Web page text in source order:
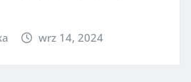
wrz 14, 2024